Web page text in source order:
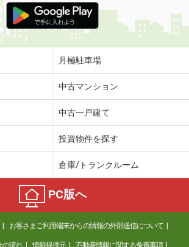
月極駐車場
中古マンション
中古一戸建て
投資物件を探す
倉庫/トランクルーム
PC版へ
お客さまご利用端末からの情報の外部送信について
の流れ 情報提供元 不動産情報に関する免責事項